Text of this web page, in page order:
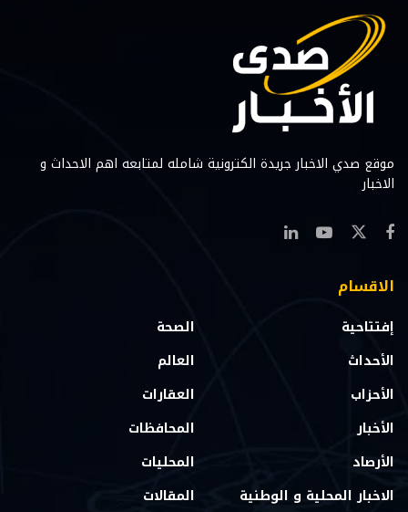
موقع صدي الاخبار جريدة الكترونية شامله لمتابعه اهم الاحداث و
الاخبار
الاقسام
إفتتاحية
الأحداث
الأحزاب
الأخبار
الأرصاد
الاخبار المحلية و الوطنية
الصحة
العالم
العقارات
المحافظات
المحليات
المقالات